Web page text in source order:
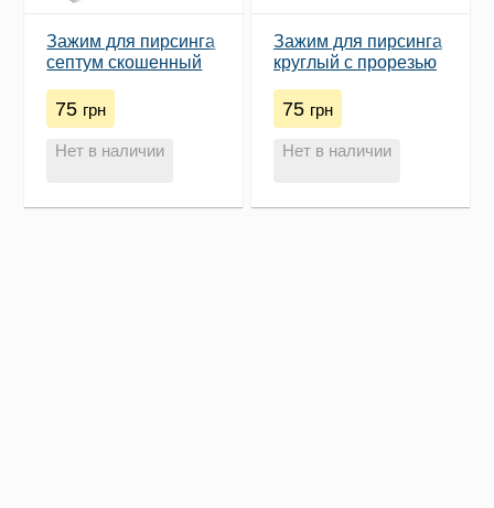
Зажим для пирсинга
септум скошенный
75 грн
Нет в наличии
Зажим для пирсинга
круглый с прорезью
75 грн
Нет в наличии